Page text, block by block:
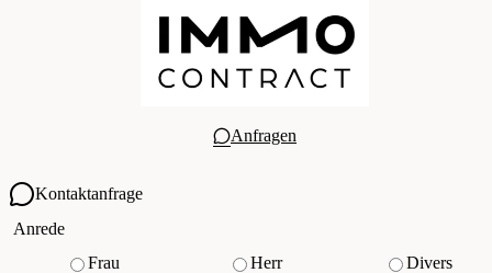
Anfragen
Kontaktanfrage
Ihre Kontaktdaten
Anrede
Frau
Herr
Divers